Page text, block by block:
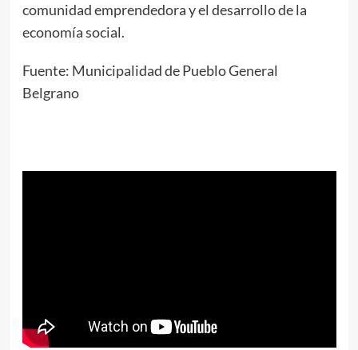
comunidad emprendedora y el desarrollo de la
economía social.
Fuente: Municipalidad de Pueblo General
Belgrano